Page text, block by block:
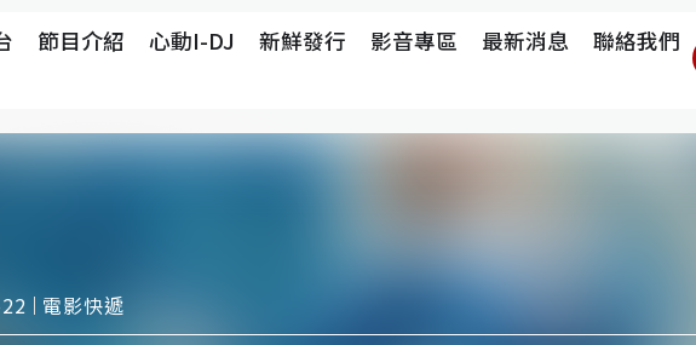
節目介紹 心動i-DJ 新鮮發行 影音專區 最新消息 聯絡我們
電影快遞